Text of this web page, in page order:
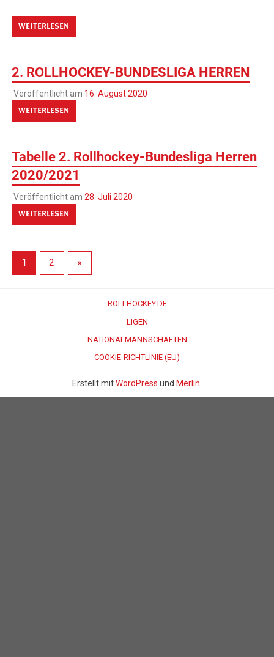
WEITERLESEN
2. ROLLHOCKEY-BUNDESLIGA HERREN
Veröffentlicht am 16. August 2020
WEITERLESEN
Tabelle 2. Rollhockey-Bundesliga Herren
2020/2021
Veröffentlicht am 28. Juli 2020
WEITERLESEN
1 2 »
ROLLHOCKEY.DE
LIGEN
NATIONALMANNSCHAFTEN
COOKIE-RICHTLINIE (EU)
Erstellt mitWordPress und Merlin